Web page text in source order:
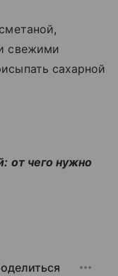
свежими
сахарной
от чего нужно